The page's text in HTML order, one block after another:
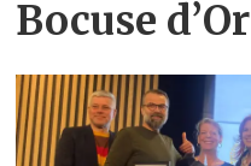
Bocuse